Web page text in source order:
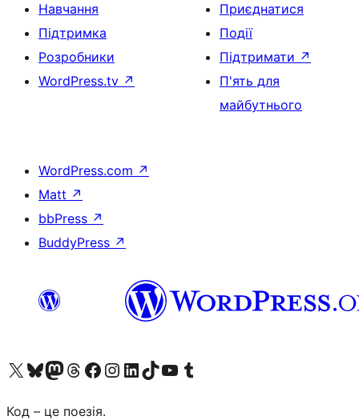
Навчання
Підтримка
Розробники
WordPress.tv ↗
Приєднатися
Події
Підтримати ↗
П'ять для
майбутнього
WordPress.com ↗
Matt ↗
bbPress ↗
BuddyPress ↗
Visit our X (formerly Twitter) account
Visit our Bluesky account
Завітайте до нашої стрічки в Mastodon
Visit our Threads account
Завітайте на нашу сторінку в Facebook
Visit our Instagram account
Visit our LinkedIn account
Visit our TikTok account
Visit our YouTube channel
Visit our Tumblr account
Код – це поезія.